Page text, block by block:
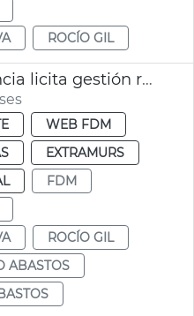
ROCÍO GIL
Ayuntamiento València licita gestión rehabilitación complejo deportivo Abastos
WEB FDM
EXTRAMURS
FDM
ROCÍO GIL
ABASTOS